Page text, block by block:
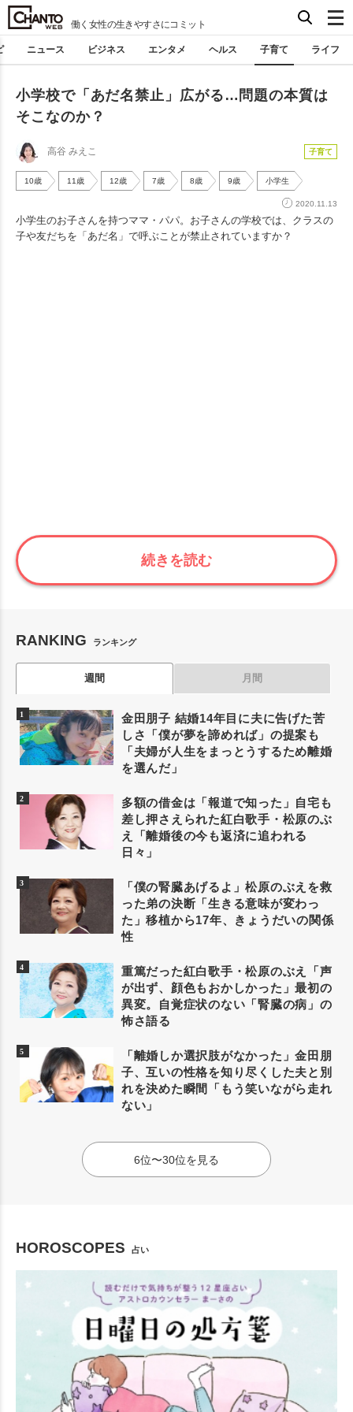
働く女性の生きやすさにコミット
ニュース ビジネス エンタメ ヘルス 子育て ライフ
小学校で「あだ名禁止」広がる…問題の本質は
そこなのか？
高谷 みえこ 子育て
10歳 11歳 12歳 7歳 8歳 9歳 小学生
2020.11.13
小学生のお子さんを持つママ・パパ。お子さんの学校では、クラスの
子や友だちを「あだ名」で呼ぶことが禁止されていますか？
続きを読む
RANKING ランキング
週間 月間
金田朋子 結婚14年目に夫に告げた苦
しさ「僕が夢を諦めれば」の提案も
「夫婦が人生をまっとうするため離婚
を選んだ」
多額の借金は「報道で知った」自宅も
差し押さえられた紅白歌手・松原のぶ
え「離婚後の今も返済に追われる
日々」
「僕の腎臓あげるよ」松原のぶえを救
った弟の決断「生きる意味が変わっ
た」移植から17年、きょうだいの関係
性
重篤だった紅白歌手・松原のぶえ「声
が出ず、顔色もおかしかった」最初の
異変。自覚症状のない「腎臓の病」の
怖さ語る
「離婚しか選択肢がなかった」金田朋
子、互いの性格を知り尽くした夫と別
れを決めた瞬間「もう笑いながら走れ
ない」
6位〜30位を見る
HOROSCOPES 占い